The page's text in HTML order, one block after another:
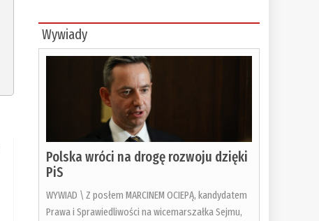
Wywiady
Polska wróci na drogę rozwoju dzięki
PiS
WYWIAD \ Z posłem MARCINEM OCIEPĄ, kandydatem
Prawa i Sprawiedliwości na wicemarszałka Sejmu,